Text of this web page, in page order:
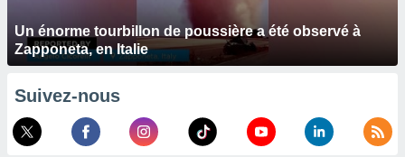
Un énorme tourbillon de poussière a été observé à
Zapponeta, en Italie
Suivez-nous